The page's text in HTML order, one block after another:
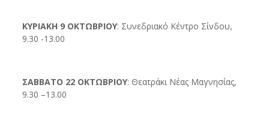
ΚΥΡΙΑΚΗ 9 ΟΚΤΩΒΡΙΟΥ: Συνεδριακό Κέντρο Σίνδου,
9.30 -13.00
ΣΑΒΒΑΤΟ 22 ΟΚΤΩΒΡΙΟΥ: Θεατράκι Νέας Μαγνησίας,
9.30 –13.00